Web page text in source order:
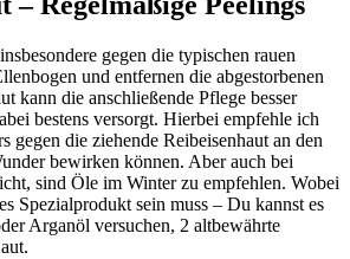
gegen die typischen rauen
und entfernen die abgestorbenen
kann die anschließende Pflege besser
bestens versorgt. Hierbei empfehle ich
gegen die ziehende Reibeisenhaut an den
bewirken können. Aber auch bei
sind Öle im Winter zu empfehlen. Wobei
Spezialprodukt sein muss – Du kannst es
Arganöl versuchen, 2 altbewährte